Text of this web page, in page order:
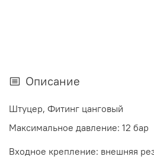
Описание
Штуцер, Фитинг цанговый
Максимальное давление: 12 бар
Входное крепление: внешняя